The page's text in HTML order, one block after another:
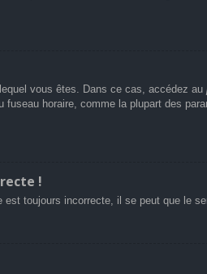
vous êtes. Dans ce cas, accédez au
horaire, comme la plupart des
!
toujours incorrecte, il se peut que le